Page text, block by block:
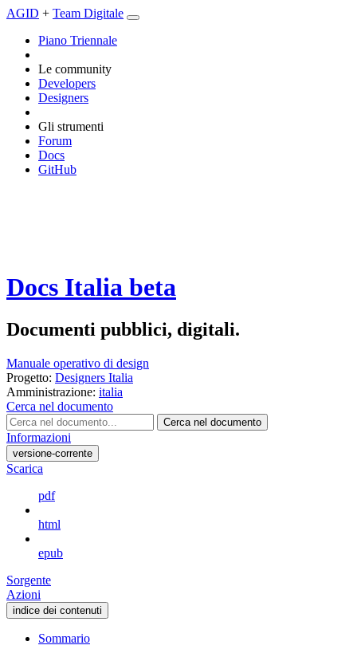
AGID + Team Digitale
Piano Triennale
Le community
Developers
Designers
Gli strumenti
Forum
Docs
GitHub
Docs Italia beta
Documenti pubblici, digitali.
Manuale operativo di design
Progetto: Designers Italia
Amministrazione: italia
Cerca nel documento
Cerca nel documento
Informazioni
versione-corrente
Scarica
pdf
html
epub
Sorgente
Azioni
indice dei contenuti
Sommario